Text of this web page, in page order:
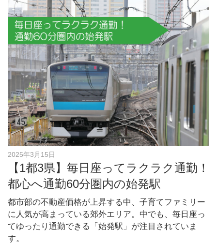
c
e
b
o
o
2025年3月15日
【1都3県】毎日座ってラクラク通勤！
都心へ通勤60分圏内の始発駅
都市部の不動産価格が上昇する中、子育てファミリー
に人気が高まっている郊外エリア。中でも、毎日座っ
てゆったり通勤できる「始発駅」が注目されていま
す。